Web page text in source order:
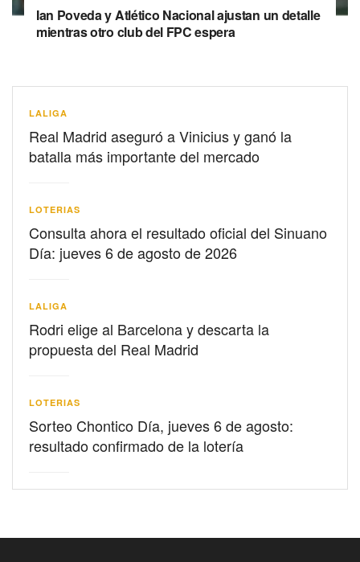
Ian Poveda y Atlético Nacional ajustan un detalle
mientras otro club del FPC espera
LALIGA
Real Madrid aseguró a Vinicius y ganó la
batalla más importante del mercado
LOTERIAS
Consulta ahora el resultado oficial del Sinuano
Día: jueves 6 de agosto de 2026
LALIGA
Rodri elige al Barcelona y descarta la
propuesta del Real Madrid
LOTERIAS
Sorteo Chontico Día, jueves 6 de agosto:
resultado confirmado de la lotería